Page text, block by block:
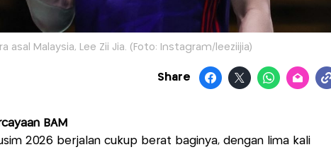
asal Malaysia, Lee Zii Jia. (Foto: Instagram/leeziijia)
Share
BAM
2026 berjalan cukup berat baginya, dengan lima kali